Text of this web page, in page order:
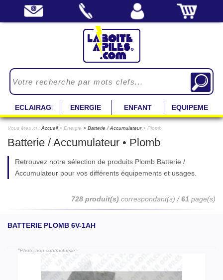
ECLAIRAGE ENERGIE ENFANT EQUIPEMENT
Vous êtes ici : Accueil> Energie Batterie / Accumulateur> Plomb
Batterie / Accumulateur • Plomb
Retrouvez notre sélection de produits Plomb Batterie /
Accumulateur pour vos différents équipements et usages.
728 produit(s) correspondant(s) /61 page(s)
BATTERIE PLOMB 6V-1AH
"Photo non contractuelle"